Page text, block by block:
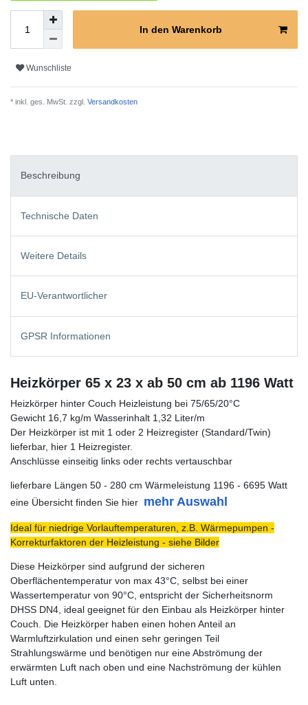
In den Warenkorb
Wunschliste
* inkl. ges. MwSt. zzgl. Versandkosten
Beschreibung
Technische Daten
Weitere Details
EU-Verantwortlicher
GPSR Informationen
Heizkörper 65 x 23 x ab 50 cm ab 1196 Watt
Heizkörper hinter Couch Heizleistung bei 75/65/20°C
Gewicht 16,7 kg/m Wasserinhalt 1,32 Liter/m
Der Heizkörper ist mit 1 oder 2 Heizregister (Standard/Twin)
lieferbar, hier 1 Heizregister.
Anschlüsse einseitig links oder rechts vertauschbar
lieferbare Längen 50 - 280 cm Wärmeleistung 1196 - 6695 Watt
eine Übersicht finden Sie hier mehr Auswahl
Ideal für niedrige Vorlauftemperaturen, z.B. Wärmepumpen -
Korrekturfaktoren der Heizleistung - siehe Bilder
Diese Heizkörper sind aufgrund der sicheren
Oberflächentemperatur von max 43°C, selbst bei einer
Wassertemperatur von 90°C, entspricht der Sicherheitsnorm
DHSS DN4, ideal geeignet für den Einbau als Heizkörper hinter
Couch. Die Heizkörper haben einen hohen Anteil an
Warmluftzirkulation und einen sehr geringen Teil
Strahlungswärme und benötigen nur eine Abströmung der
erwärmten Luft nach oben und eine Nachströmung der kühlen
Luft unten.